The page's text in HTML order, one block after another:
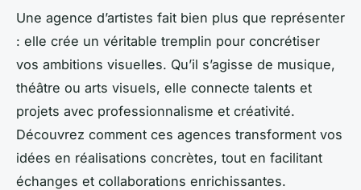
Une agence d’artistes fait bien plus que représenter
: elle crée un véritable tremplin pour concrétiser
vos ambitions visuelles. Qu’il s’agisse de musique,
théâtre ou arts visuels, elle connecte talents et
projets avec professionnalisme et créativité.
Découvrez comment ces agences transforment vos
idées en réalisations concrètes, tout en facilitant
échanges et collaborations enrichissantes.